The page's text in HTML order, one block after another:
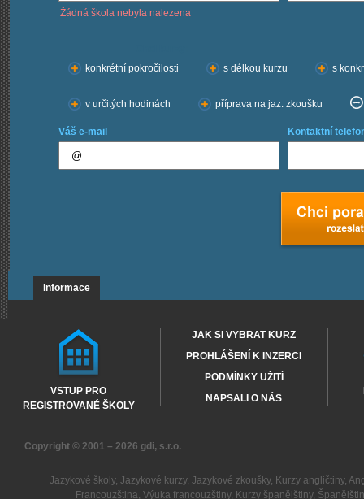
Žádná škola nebyla nalezena
konkrétní pokročilosti
s délkou kurzu s
v určitých hodinách příprava na jaz. zkoušku
Váš e-mail Kontaktní
Informace
VSTUP PRO
REGISTROVANÉ ŠKOLY
JAK SI VYBRAT KURZ
PROHLÁŠENÍ K INZERCI
PODMÍNKY UŽITÍ
NAPSALI O NÁS
Copyright © 2001 – 2026 gdi, s.r.o.
Jazykové školy, Jazykové kurzy, Jazykové zkoušky, Kurzy angličtiny,
Francouzština,Výuka francouzštiny, Kurzy španělštiny,